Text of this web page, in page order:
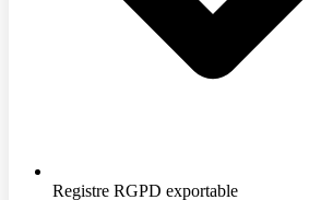
Registre RGPD exportable